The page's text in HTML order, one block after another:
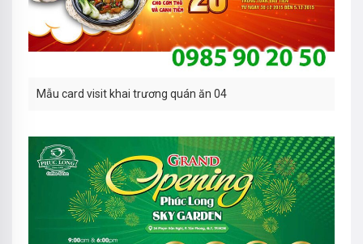
Mẫu card visit khai trương quán ăn 04